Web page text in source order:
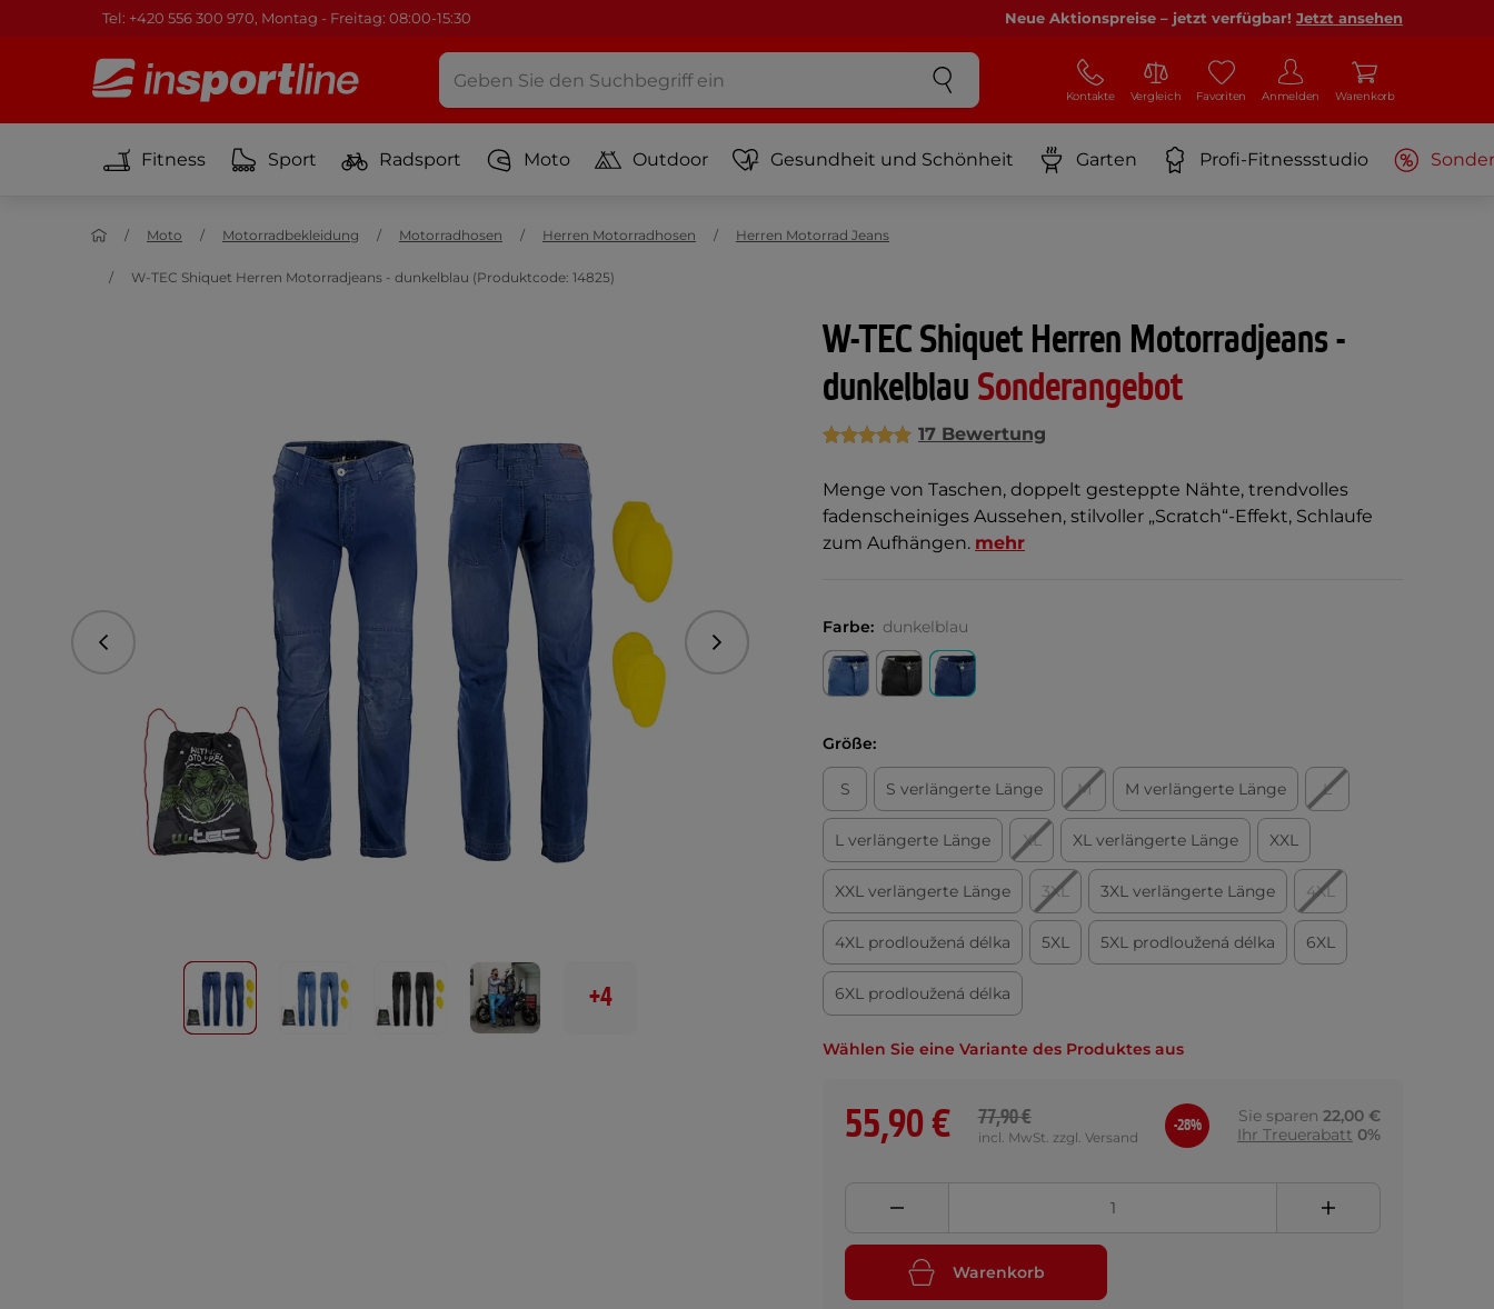
Tel: +420 556 300 970, Montag - Freitag: 08:00-15:30 Neue Aktionspreise – jetzt verfügbar! Jetzt ansehen
Kontakte Vergleich Favoriten Anmelden Warenkorb
Fitness Sport Radsport Moto Outdoor Gesundheit und Schönheit Garten Profi-Fitnessstudio
Moto Motorradbekleidung Motorradhosen Herren Motorradhosen Herren Motorrad Jeans
W-TEC Shiquet Herren Motorradjeans - dunkelblau (Produktcode: 14825)
W-TEC Shiquet Herren Motorradjeans -
dunkelblau Sonderangebot
17 Bewertung
Menge von Taschen, doppelt gesteppte Nähte, trendvolles
fadenscheiniges Aussehen, stilvoller „Scratch“-Effekt, Schlaufe
zum Aufhängen. mehr
vorhergehend Folgend
+4
Farbe: dunkelblau
Größe:
S S verlängerte Länge M M verlängerte Länge L
L verlängerte Länge XL XL verlängerte Länge XXL
XXL verlängerte Länge 3XL 3XL verlängerte Länge 4XL
4XL prodloužená délka 5XL 5XL prodloužená délka 6XL
6XL prodloužená délka
Wählen Sie eine Variante des Produktes aus
55,90 € 77,90 €
incl. MwSt. zzgl. Versand
-28% Sie sparen 22,00 €
Ihr Treuerabatt 0%
Warenkorb